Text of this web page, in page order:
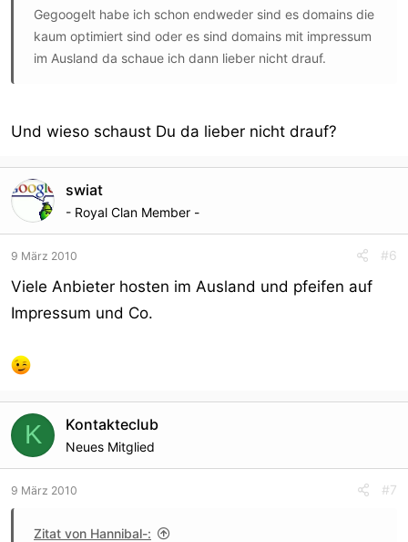
Gegoogelt habe ich schon endweder sind es domains die
kaum optimiert sind oder es sind domains mit impressum
im Ausland da schaue ich dann lieber nicht drauf.
Und wieso schaust Du da lieber nicht drauf?
swiat
- Royal Clan Member -
9 März 2010 #6
Viele Anbieter hosten im Ausland und pfeifen auf
Impressum und Co.
K Kontakteclub
Neues Mitglied
9 März 2010 #7
Zitat von Hannibal-: